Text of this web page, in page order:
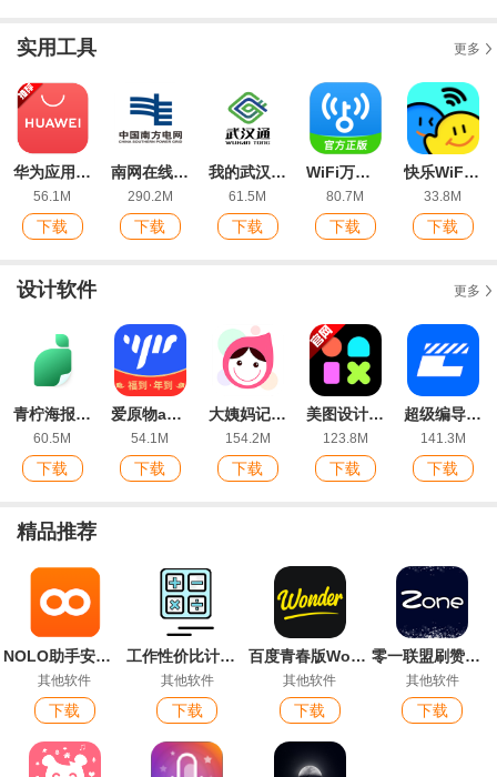
实用工具 更多
华为应用市场最新版
56.1M
下载
南网在线app电费查缴软件
290.2M
下载
我的武汉通(武汉一卡通)软件
61.5M
下载
WiFi万能钥匙app官方版
80.7M
下载
快乐WiFi最新版
33.8M
下载
设计软件 更多
青柠海报设计I抠图P图app最新版
60.5M
下载
爱原物app安卓版
54.1M
下载
大姨妈记录app
154.2M
下载
美图设计室官方版app(原海报工厂)
123.8M
下载
超级编导软件官方版
141.3M
下载
精品推荐
NOLO助手安卓版
其他软件
下载
工作性价比计算器手机版(工作性价比计算机)
其他软件
下载
百度青春版Wonder App最新版
其他软件
下载
零一联盟刷赞软件最新版
其他软件
下载